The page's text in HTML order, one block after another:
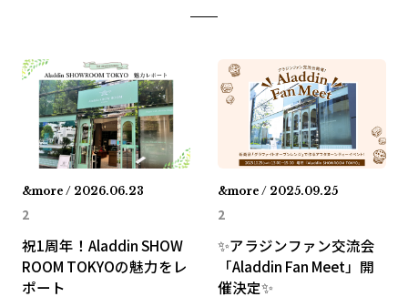
&more / 2026.06.23
2
祝1周年！Aladdin SHOW
ROOM TOKYOの魅力をレ
ポート
&more / 2025.09.25
2
✨アラジンファン交流会
「Aladdin Fan Meet」開
催決定✨